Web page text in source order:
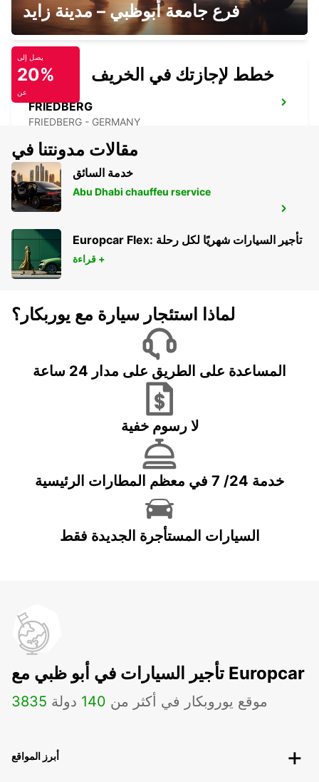
BAD HOMBURG - GERMANY
FRIEDBERG
FRIEDBERG - GERMANY
FRANKFURT AIRPORT TERMINAL 3
FRANKFURT AM MAIN - GERMANY
فرع جامعة أبوظبي – مدينة زايد
يصل إلى
20%
عن
خطط لإجازتك في الخريف
مقالات مدونتنا في
خدمة السائق
Abu Dhabi chauffeu rservice
Europcar Flex: تأجير السيارات شهريًا لكل رحلة
قراءة +
لماذا استئجار سيارة مع يوربكار؟
المساعدة على الطريق على مدار 24 ساعة
لا رسوم خفية
خدمة 24/ 7 في معظم المطارات الرئيسية
السيارات المستأجرة الجديدة فقط
تأجير السيارات في أبو ظبي مع Europcar
3835 موقع يوروبكار في أكثر من 140 دولة
أبرز المواقع